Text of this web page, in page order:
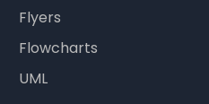
Flyers
Flowcharts
UML